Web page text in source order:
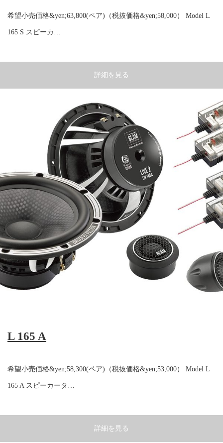
希望小売価格&yen;63,800(ペア)（税抜価格&yen;58,000） Model L
165 S スピーカ…
詳細を見る
L 165 A
希望小売価格&yen;58,300(ペア)（税抜価格&yen;53,000） Model L
165 A スピーカータ…
詳細を見る